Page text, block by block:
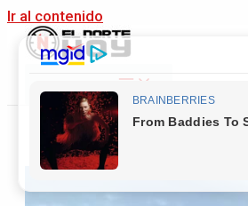
Ir al contenido
Main Menu